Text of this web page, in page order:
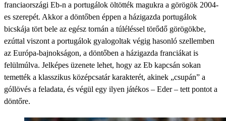
franciaországi Eb-n a portugálok öltötték magukra a görögök 2004-
es szerepét. Akkor a döntőben éppen a házigazda portugálok
bicskája tört bele az egész tornán a túléléssel törődő görögökbe,
ezúttal viszont a portugálok gyalogoltak végig hasonló szellemben
az Európa-bajnokságon, a döntőben a házigazda franciákat is
felülmúlva. Jelképes üzenete lehet, hogy az Eb kapcsán sokan
temették a klasszikus középcsatár karakterét, akinek „csupán” a
góllövés a feladata, és végül egy ilyen játékos – Eder – tett pontot a
döntőre.